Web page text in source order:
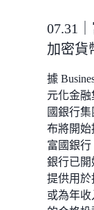
07.31
加密貨
據
元化金
國銀行集
布將開始
富國銀行
銀行已開
提供用於
或為年收